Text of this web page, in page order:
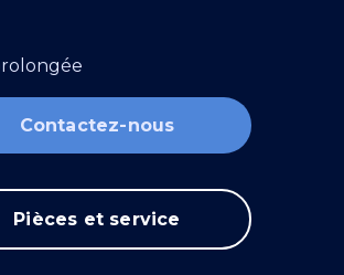
Contactez-nous
Pièces et service